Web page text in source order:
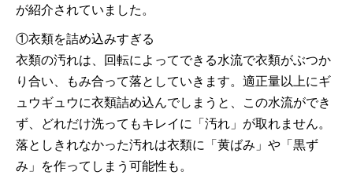
が紹介されていました。
①衣類を詰め込みすぎる
衣類の汚れは、回転によってできる水流で衣類がぶつか
り合い、もみ合って落としていきます。適正量以上にギ
ュウギュウに衣類詰め込んでしまうと、この水流ができ
ず、どれだけ洗ってもキレイに「汚れ」が取れません。
落としきれなかった汚れは衣類に「黄ばみ」や「黒ず
み」を作ってしまう可能性も。